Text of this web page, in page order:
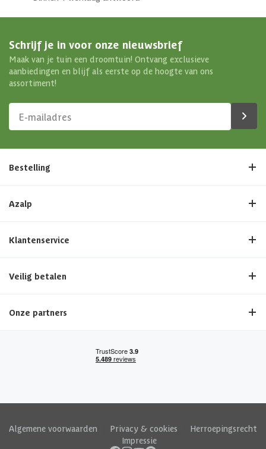
Schrijf je in voor onze nieuwsbrief
Maak van je tuin een droomtuin! Ontvang exclusieve
aanbiedingen en blijf als eerste op de hoogte van ons
assortiment!
Bestelling
Azalp
Klantenservice
Veilig betalen
Onze partners
Algemene voorwaarden Privacy & cookies
Herroepingsrecht
Impressie